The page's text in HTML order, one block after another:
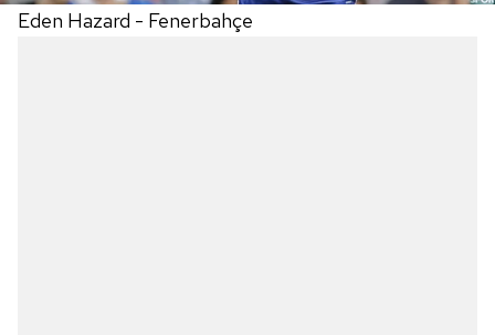
Eden Hazard - Fenerbahçe